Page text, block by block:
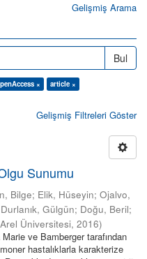
Gelişmiş Arama
Bul
×
article ×
Gelişmiş Filtreleri Göster
Sunumu
Bilge; Elik, Hüseyin; Ojalvo,
Durlanık, Gülgün; Doğu, Beril;
Üniversitesi, 2016)
ve Bamberger tarafından
hastalıklarla karakterize